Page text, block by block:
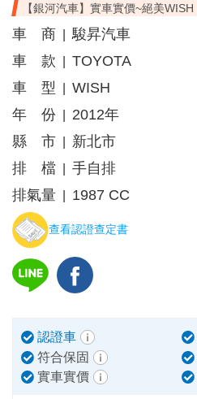
【銀河汽車】實車實價~絕美WISH
車 商
駿昇汽車
車 款
TOYOTA
車 型
WISH
年 份
2012年
縣 市
新北市
排 檔
手自排
排氣量
1987 CC
查看認證查定書
認證車
符合保固
實車實價